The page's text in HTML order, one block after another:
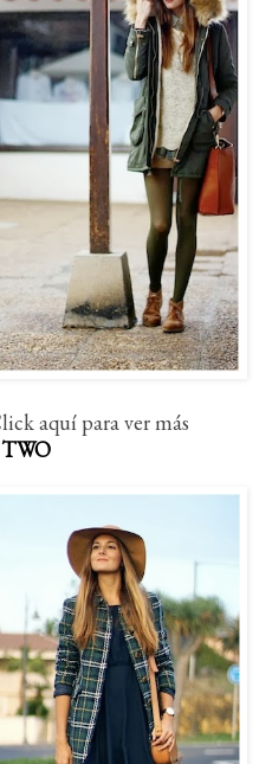
aquí para ver más
TWO